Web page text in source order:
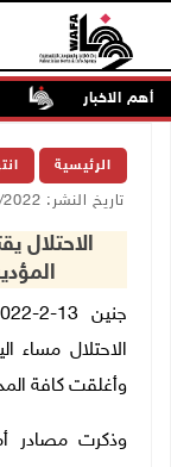
أهم الاخبار
غرب جنين
الرئيسية
تاريخ النشر: 13/02/2022 09:31 م
الاحتلال
الاحتلال مساء
وأغلقت كافة
وذكرت مصادر